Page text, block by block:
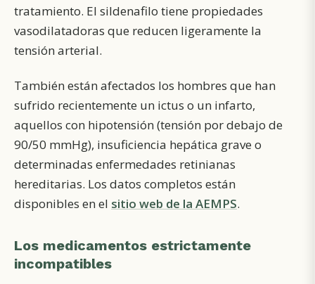
tratamiento. El sildenafilo tiene propiedades
vasodilatadoras que reducen ligeramente la
tensión arterial.
También están afectados los hombres que han
sufrido recientemente un ictus o un infarto,
aquellos con hipotensión (tensión por debajo de
90/50 mmHg), insuficiencia hepática grave o
determinadas enfermedades retinianas
hereditarias. Los datos completos están
disponibles en el sitio web de la AEMPS.
Los medicamentos estrictamente
incompatibles